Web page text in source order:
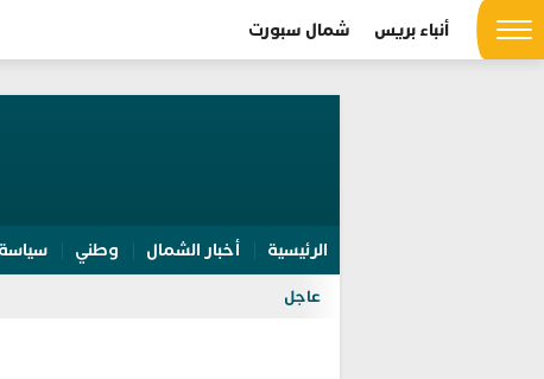
أنباء بريس شمال سبورت
الرئيسية أخبار الشمال وطني سياسة
عاجل